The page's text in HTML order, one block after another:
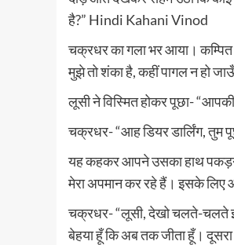
है?” Hindi Kahani Vinod
चक्रधर का गला भर आया।
मुझे तो शंका है, कहीं पागल न हो
लूसी ने विस्मित होकर पूछा- “आपकी
चक्रधर- “आह डियर डार्लिंग, तुम
यह कहकर आपने उसका हाथ
मेरा अपमान कर रहे हैं। इसके लिए
चक्रधर- “लूसी, देखो चलते-चलते
बेहया हूँ कि अब तक जीता हूँ।